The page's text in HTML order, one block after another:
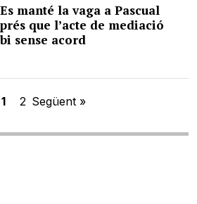
Es manté la vaga a Pascual
que l’acte de mediació
sense acord
1 2 Següent »